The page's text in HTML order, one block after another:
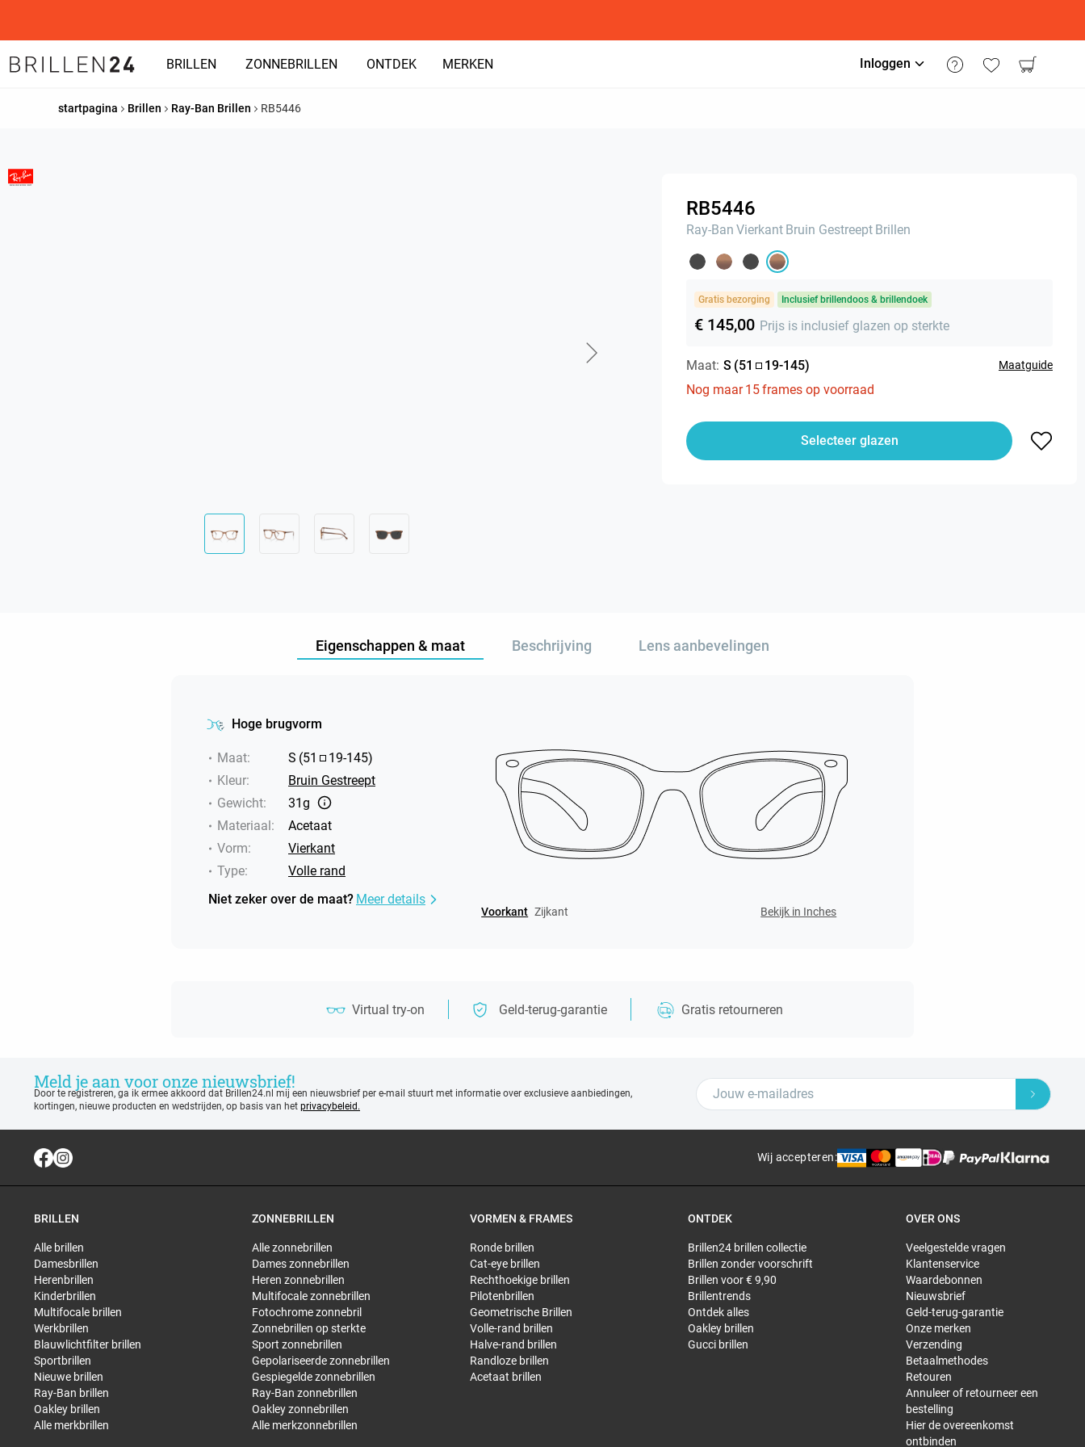
BRILLEN ZONNEBRILLEN ONTDEK MERKEN Inloggen
startpagina Brillen Ray-Ban Brillen RB5446
RB5446
Ray-Ban Vierkant Bruin Gestreept Brillen
Gratis bezorging Inclusief brillendoos & brillendoek
€ 145,00 Prijs is inclusief glazen op sterkte
Maat: S (51 19-145) Maatguide
Nog maar 15frames op voorraad
Selecteer glazen
Eigenschappen & maat Beschrijving Lens aanbevelingen
Hoge brugvorm
Maat: S (51 19-145)
Kleur:
Bruin Gestreept
Gewicht:
31g
Materiaal:
Acetaat
Vorm:
Vierkant
Type:
Volle rand
Niet zeker over de maat? Meer details
Voorkant Zijkant Bekijk in Inches
Virtual try-on Geld-terug-garantie Gratis retourneren
Meld je aan voor onze nieuwsbrief!
Door te registreren, ga ik ermee akkoord dat Brillen24.nl mij een nieuwsbrief per e-mail stuurt met informatie over exclusieve aanbiedingen,
kortingen, nieuwe producten en wedstrijden, op basis van het privacybeleid.
Wij accepteren:
BRILLEN
Alle brillen
Damesbrillen
Herenbrillen
Kinderbrillen
Multifocale brillen
Werkbrillen
Blauwlichtfilter brillen
Sportbrillen
Nieuwe brillen
Ray-Ban brillen
Oakley brillen
Alle merkbrillen
ZONNEBRILLEN
Alle zonnebrillen
Dames zonnebrillen
Heren zonnebrillen
Multifocale zonnebrillen
Fotochrome zonnebril
Zonnebrillen op sterkte
Sport zonnebrillen
Gepolariseerde zonnebrillen
Gespiegelde zonnebrillen
Ray-Ban zonnebrillen
Oakley zonnebrillen
Alle merkzonnebrillen
VORMEN & FRAMES
Ronde brillen
Cat-eye brillen
Rechthoekige brillen
Pilotenbrillen
Geometrische Brillen
Volle-rand brillen
Halve-rand brillen
Randloze brillen
Acetaat brillen
ONTDEK
Brillen24 brillen collectie
Brillen zonder voorschrift
Brillen voor € 9,90
Brillentrends
Ontdek alles
Oakley brillen
Gucci brillen
OVER ONS
Veelgestelde vragen
Klantenservice
Waardebonnen
Nieuwsbrief
Geld-terug-garantie
Onze merken
Verzending
Betaalmethodes
Retouren
Annuleer of retourneer een
bestelling
Hier de overeenkomst
ontbinden